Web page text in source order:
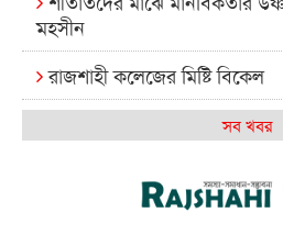
মহসীন
রাজশাহী কলেজের মিষ্টি বিকেল
কেমন আছে আমাদের দেশের
রাজশাইন একাডেমির ফল প্রকাশ
সব খবর